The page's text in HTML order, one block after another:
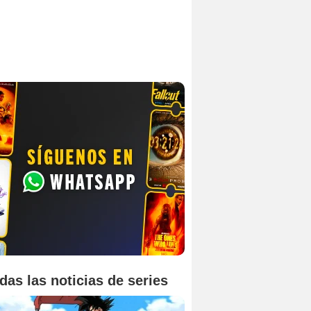
las noticias de series